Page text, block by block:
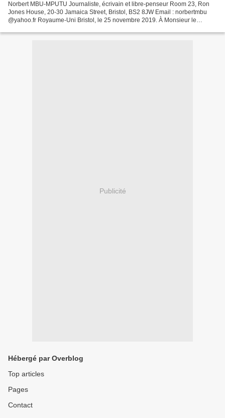
Norbert MBU-MPUTU Journaliste, écrivain et libre-penseur Room 23, Ron
Jones House, 20-30 Jamaica Street, Bristol, BS2 8JW Email : norbertmbu
@yahoo.fr Royaume-Uni Bristol, le 25 novembre 2019. À Monsieur le
Publicité
Hébergé par Overblog
Top articles
Pages
Contact